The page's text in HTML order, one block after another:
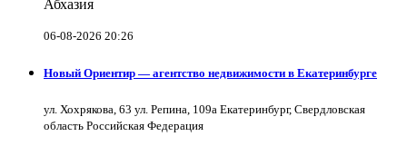
Абхазия
06-08-2026 20:26
Новый Ориентир — агентство недвижимости в Екатеринбурге
ул. Хохрякова, 63 ул. Репина, 109a Екатеринбург, Свердловская
область Российская Федерация